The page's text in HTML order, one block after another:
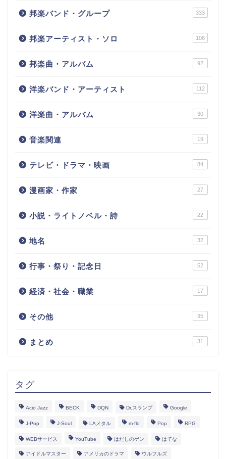
邦楽バンド・グループ 333
邦楽アーティスト・ソロ 108
邦楽曲・アルバム 92
洋楽バンド・アーティスト 112
洋楽曲・アルバム 30
音楽関連 19
テレビ・ドラマ・映画 84
漫画家・作家 27
小説・ライトノベル・詩 22
地名 32
行事・祭り・記念日 52
経済・社会・職業 17
その他 95
まとめ 31
タグ
Acid Jazz BECK DQN Dr.スランプ Google
J-Pop J-Soul LAメタル m-flo Pop RPG
WEBサービス YouTube はだしのゲン はてな
アイドルマスター アメリカのドラマ ウルフルズ